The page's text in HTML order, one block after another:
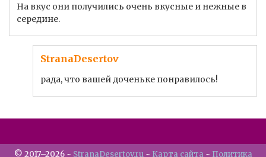
На вкус они получились очень вкусные и нежные в
середине.
StranaDesertov
рада, что вашей доченьке понравилось!
© 2017–2026~ StranaDesertov.ru~ Карта сайта ~ Политика